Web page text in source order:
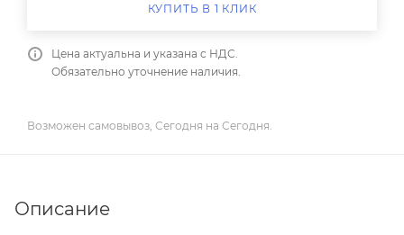
КУПИТЬ В 1 КЛИК
Цена актуальна и указана с НДС.
Обязательно уточнение наличия.
Возможен самовывоз, Сегодня на Сегодня.
Описание